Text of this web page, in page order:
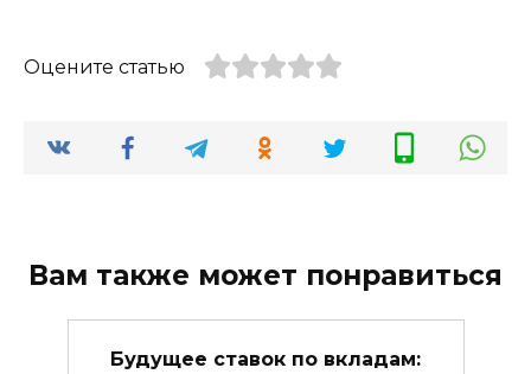
Оцените статью
Вам также может понравиться
Будущее ставок по вкладам: